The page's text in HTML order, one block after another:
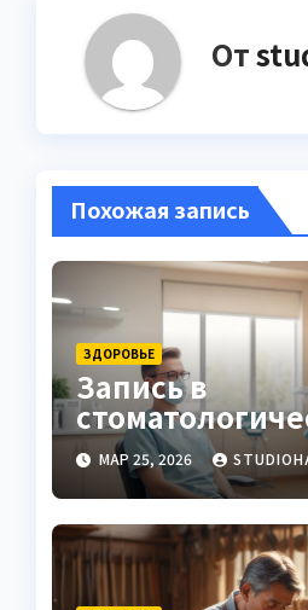
От
Похожая запись
ЗДОРОВЬЕ
Запись в
клинику
МАР 25, 2026